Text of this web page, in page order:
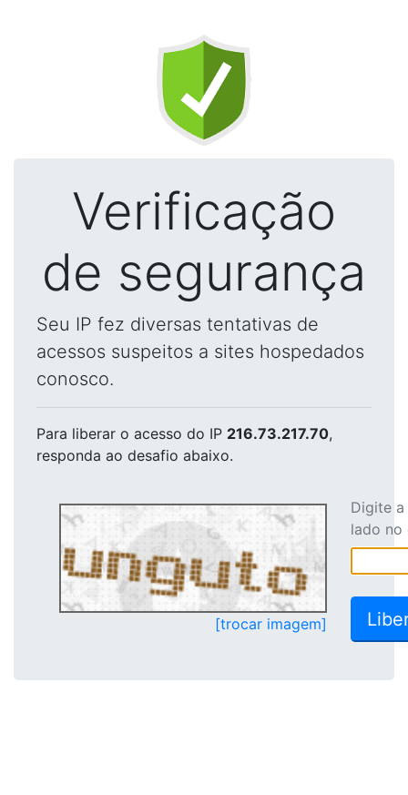
Verificação
de segurança
Seu IP fez diversas tentativas de
acessos suspeitos a sites hospedados
conosco.
Para liberar o acesso do IP 216.73.217.70,
responda ao desafio abaixo.
[trocar imagem]
Digite
lado no